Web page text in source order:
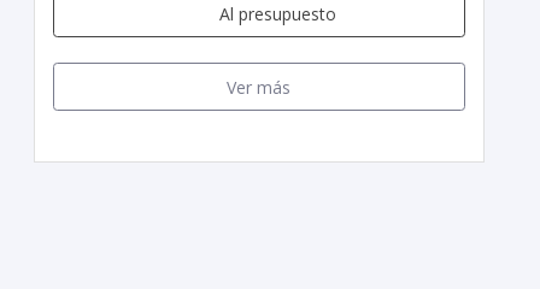
Al presupuesto
Ver más